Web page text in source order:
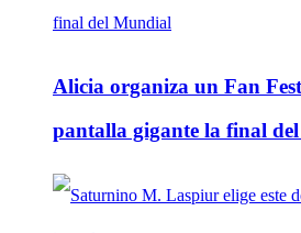
Alicia organiza un Fan
pantalla gigante la final